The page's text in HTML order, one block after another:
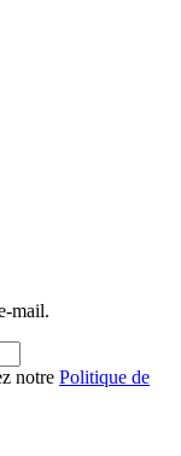
mail.
notre Politique de